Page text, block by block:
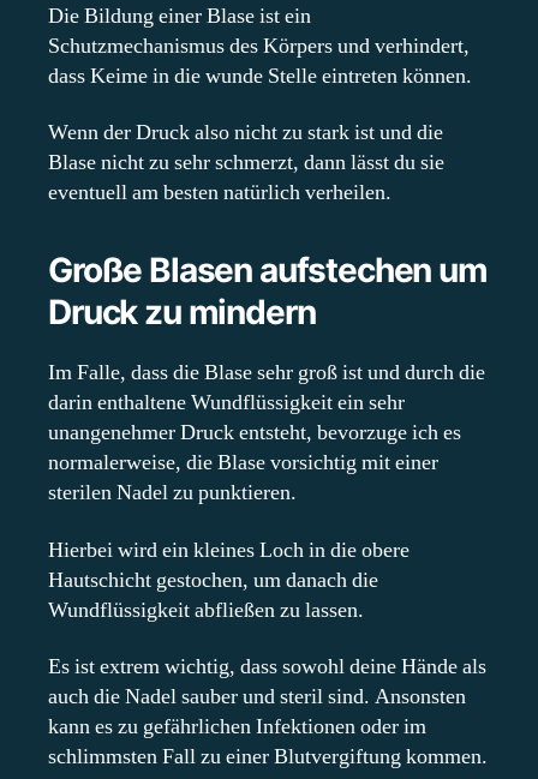
Die Bildung einer Blase ist ein
Schutzmechanismus des Körpers und verhindert,
dass Keime in die wunde Stelle eintreten können.
Wenn der Druck also nicht zu stark ist und die
Blase nicht zu sehr schmerzt, dann lässt du sie
eventuell am besten natürlich verheilen.
Große Blasen aufstechen um
Druck zu mindern
Im Falle, dass die Blase sehr groß ist und durch die
darin enthaltene Wundflüssigkeit ein sehr
unangenehmer Druck entsteht, bevorzuge ich es
normalerweise, die Blase vorsichtig mit einer
sterilen Nadel zu punktieren.
Hierbei wird ein kleines Loch in die obere
Hautschicht gestochen, um danach die
Wundflüssigkeit abfließen zu lassen.
Es ist extrem wichtig, dass sowohl deine Hände als
auch die Nadel sauber und steril sind. Ansonsten
kann es zu gefährlichen Infektionen oder im
schlimmsten Fall zu einer Blutvergiftung kommen.